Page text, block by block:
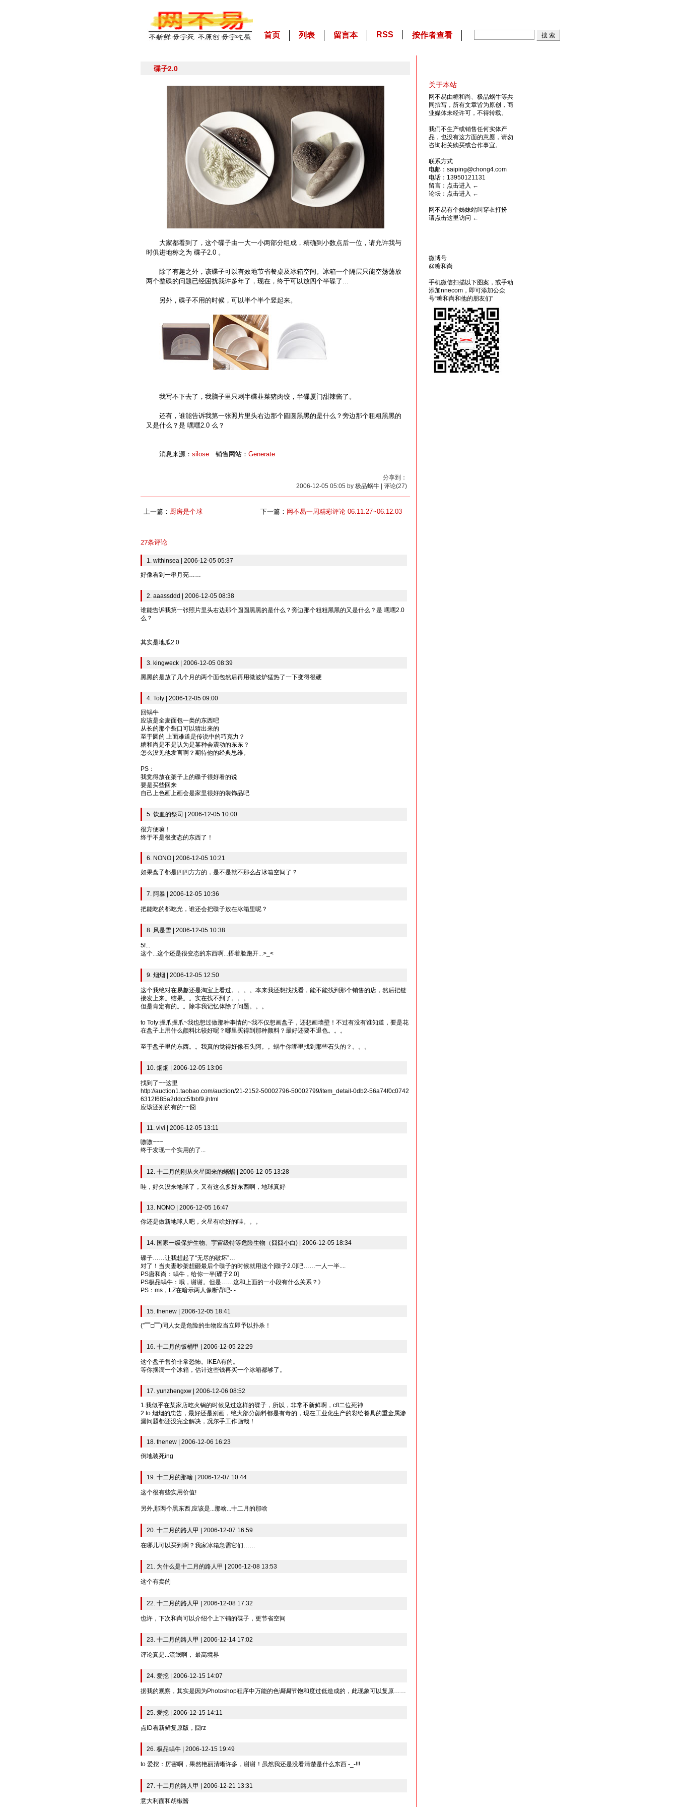
首页 列表 留言本 RSS 按作者查看
碟子2.0
大家都看到了，这个碟子由一大一小两部分组成，精确到小数点后一位，请允许我与
时俱进地称之为 碟子2.0 。
除了有趣之外，该碟子可以有效地节省餐桌及冰箱空间。冰箱一个隔层只能空荡荡放
两个整碟的问题已经困扰我许多年了，现在，终于可以放四个半碟了...
另外，碟子不用的时候，可以半个半个竖起来。
我写不下去了，我脑子里只剩半碟韭菜猪肉饺，半碟厦门甜辣酱了。
还有，谁能告诉我第一张照片里头右边那个圆圆黑黑的是什么？旁边那个粗粗黑黑的
又是什么？是 嘿嘿2.0 么？
消息来源： silose销售网站： Generate
分享到：
2006-12-05 05:05 by 极品蜗牛 | 评论(27)
上一篇： 厨房是个球 下一篇： 网不易一周精彩评论 06.11.27~06.12.03
27条评论
1. withinsea | 2006-12-05 05:37
好像看到一串月亮……
2. aaassddd | 2006-12-05 08:38
谁能告诉我第一张照片里头右边那个圆圆黑黑的是什么？旁边那个粗粗黑黑的又是什么？是 嘿嘿2.0
么？
其实是地瓜2.0
3. kingweck | 2006-12-05 08:39
黑黑的是放了几个月的两个面包然后再用微波炉猛热了一下变得很硬
4. Toty | 2006-12-05 09:00
回蜗牛
应该是全麦面包一类的东西吧
从长的那个裂口可以猜出来的
至于圆的 上面难道是传说中的巧克力？
糖和尚是不是认为是某种会震动的东东？
怎么没见他发言啊？期待他的经典思维。
PS：
我觉得放在架子上的碟子很好看的说
要是买些回来
自己上色画上画会是家里很好的装饰品吧
5. 饮血的祭司 | 2006-12-05 10:00
很方便嘛！
终于不是很变态的东西了！
6. NONO | 2006-12-05 10:21
如果盘子都是四四方方的，是不是就不那么占冰箱空间了？
7. 阿暴 | 2006-12-05 10:36
把能吃的都吃光，谁还会把碟子放在冰箱里呢？
8. 风是雪 | 2006-12-05 10:38
5f...
这个...这个还是很变态的东西啊...捂着脸跑开...>_<
9. 烟烟 | 2006-12-05 12:50
这个我绝对在易趣还是淘宝上看过。。。。本来我还想找找看，能不能找到那个销售的店，然后把链
接发上来。结果。。实在找不到了。。。
但是肯定有的。。除非我记忆体除了问题。。。
to Toty:握爪握爪~我也想过做那种事情的~我不仅想画盘子，还想画墙壁！不过有没有谁知道，要是花
在盘子上用什么颜料比较好呢？哪里买得到那种颜料？最好还要不退色。。。
至于盘子里的东西。。我真的觉得好像石头阿。。蜗牛你哪里找到那些石头的？。。。
10. 烟烟 | 2006-12-05 13:06
找到了~~这里
http://auction1.taobao.com/auction/21-2152-50002796-50002799/item_detail-0db2-56a74f0c0742
6312f685a2ddcc5fbbf9.jhtml
应该还别的有的~~囧
11. vivi | 2006-12-05 13:11
嗷嗷~~~
终于发现一个实用的了...
12. 十二月的刚从火星回来的蜥蜴 | 2006-12-05 13:28
哇，好久没来地球了，又有这么多好东西啊，地球真好
13. NONO | 2006-12-05 16:47
你还是做新地球人吧，火星有啥好的哇。。。
14. 国家一级保护生物、宇宙级特等危险生物（囧囧小白) | 2006-12-05 18:34
碟子……让我想起了“无尽的破坏”…
对了！当夫妻吵架想砸最后个碟子的时候就用这个[碟子2.0]吧……一人一半....
PS唐和尚：蜗牛，给你一半[碟子2.0]
PS极品蜗牛：哦，谢谢。但是……这和上面的一小段有什么关系？》
PS：ms，LZ在暗示两人像断背吧-.-
15. thenew | 2006-12-05 18:41
(”▔□▔)同人女是危险的生物应当立即予以扑杀！
16. 十二月的饭桶甲 | 2006-12-05 22:29
这个盘子售价非常恐怖。IKEA有的。
等你摆满一个冰箱，估计这些钱再买一个冰箱都够了。
17. yunzhengxw | 2006-12-06 08:52
1.我似乎在某家店吃火锅的时候见过这样的碟子，所以，非常不新鲜啊，cft二位死神
2.to 烟烟的忠告，最好还是别画，绝大部分颜料都是有毒的，现在工业化生产的彩绘餐具的重金属渗
漏问题都还没完全解决，况尔手工作画哉！
18. thenew | 2006-12-06 16:23
倒地装死ing
19. 十二月的那啥 | 2006-12-07 10:44
这个很有些实用价值!
另外,那两个黑东西,应该是...那啥...十二月的那啥
20. 十二月的路人甲 | 2006-12-07 16:59
在哪儿可以买到啊？我家冰箱急需它们……
21. 为什么是十二月的路人甲 | 2006-12-08 13:53
这个有卖的
22. 十二月的路人甲 | 2006-12-08 17:32
也许，下次和尚可以介绍个上下铺的碟子，更节省空间
23. 十二月的路人甲 | 2006-12-14 17:02
评论真是...流氓啊， 最高境界
24. 爱挖 | 2006-12-15 14:07
据我的观察，其实是因为Photoshop程序中万能的色调调节饱和度过低造成的，此现象可以复原……
25. 爱挖 | 2006-12-15 14:11
点ID看新鲜复原版，囧rz
26. 极品蜗牛 | 2006-12-15 19:49
to 爱挖：厉害啊，果然艳丽清晰许多，谢谢！虽然我还是没看清楚是什么东西 -_-!!!
27. 十二月的路人甲 | 2006-12-21 13:31
意大利面和胡椒酱
关于本站
网不易由糖和尚、极品蜗牛等共
同撰写，所有文章皆为原创，商
业媒体未经许可，不得转载。
我们不生产或销售任何实体产
品，也没有这方面的意愿，请勿
咨询相关购买或合作事宜。
联系方式
电邮：saiping@chong4.com
电话：13950121131
留言： 点击进入 ←
论坛： 点击进入 ←
网不易有个姊妹站叫穿衣打扮
请点击这里访问 ←
微博号
@糖和尚
手机微信扫描以下图案，或手动
添加nnecom，即可添加公众
号“糖和尚和他的朋友们”